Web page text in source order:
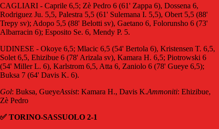
CAGLIARI - Caprile 6,5; Zè Pedro 6 (61' Zappa 6), Dossena 6,
Rodriguez Ju. 5,5, Palestra 5,5 (61' Sulemana I. 5,5), Obert 5,5 (88'
Trepy sv); Adopo 5,5 (88' Belotti sv), Gaetano 6, Folorunsho 6 (73'
Albarracin 6); Esposito Se. 6, Mendy P. 5.
UDINESE - Okoye 6,5; Mlacic 6,5 (54' Bertola 6), Kristensen T. 6,5,
Solet 6,5, Ehizibue 6 (78' Arizala sv), Kamara H. 6,5; Piotrowski 6
(54' Miller L. 6), Karlstrom 6,5, Atta 6, Zaniolo 6 (78' Gueye 6,5);
Buksa 7 (64' Davis K. 6).
Gol: Buksa, GueyeAssist: Kamara H., Davis K.Ammoniti: Ehizibue,
Zè Pedro
✅ TORINO-SASSUOLO 2-1